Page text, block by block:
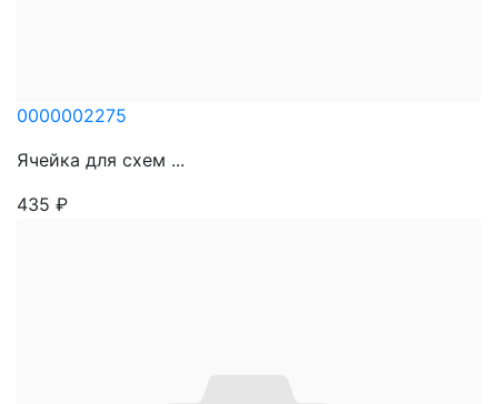
0000002275
Ячейка для схем ...
435 ₽